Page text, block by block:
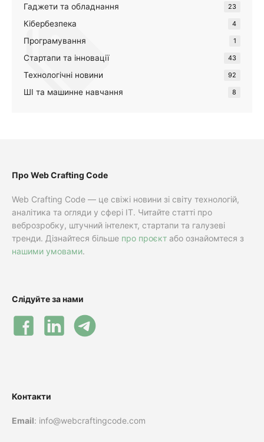
Гаджети та обладнання 23
Кібербезпека 4
Програмування 1
Стартапи та інновації 43
Технологічні новини 92
ШІ та машинне навчання 8
Про Web Crafting Code
Web Crafting Code — це свіжі новини зі світу технологій,
аналітика та огляди у сфері IT. Читайте статті про
веброзробку, штучний інтелект, стартапи та галузеві
тренди. Дізнайтеся більше про проєкт або ознайомтеся з
нашими умовами.
Слідуйте за нами
Контакти
Email: info@webcraftingcode.com